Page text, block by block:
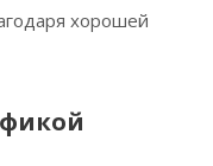
хорошей